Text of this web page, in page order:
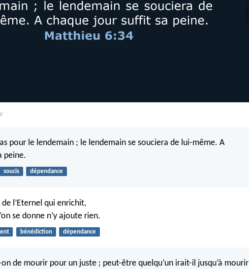
pour le lendemain ; le lendemain se souciera de lui-même. A
peine.
soucis dépendance
l’Eternel qui enrichit,
se donne n’y ajoute rien.
bénédiction dépendance
de mourir pour un juste ; peut-être quelqu’un irait-il jusqu’à mourir